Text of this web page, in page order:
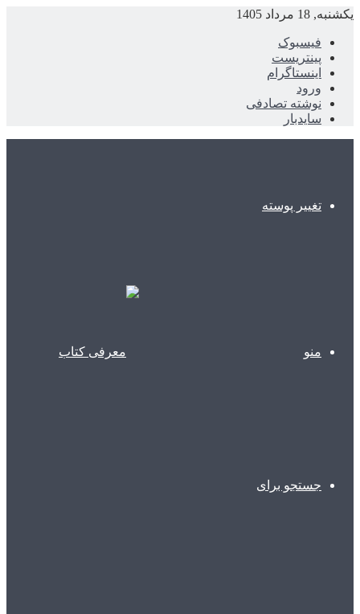
یکشنبه, 18 مرداد 1405
فیسبوک
پینتریست
اینستاگرام
ورود
نوشته تصادفی
سایدبار
تغییر پوسته
منو
جستجو برای